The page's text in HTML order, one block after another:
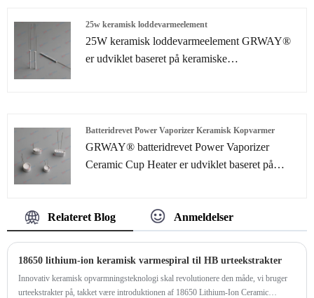
25w keramisk loddevarmeelement
25W keramisk loddevarmeelement GRWAY®
er udviklet baseret på keramiske
Batteridrevet Power Vaporizer Keramisk Kopvarmer
GRWAY® batteridrevet Power Vaporizer
Ceramic Cup Heater er udviklet baseret på
forskellige industrielle applikationer såsom
loddekolbe, petroleum
Relateret Blog Anmeldelser
​18650 lithium-ion keramisk varmespiral til HB urteekstrakter
Innovativ keramisk opvarmningsteknologi skal revolutionere den måde, vi bruger
urteekstrakter på, takket være introduktionen af ​​18650 Lithium-Ion Ceramic